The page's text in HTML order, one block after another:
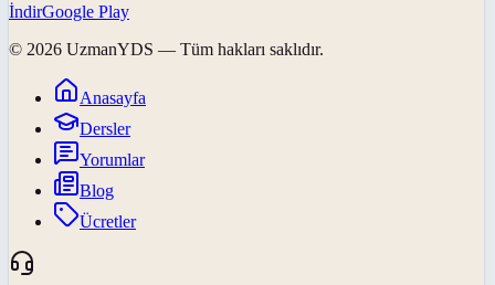
İndirGoogle Play
© 2026 UzmanYDS — Tüm hakları saklıdır.
Anasayfa
Dersler
Yorumlar
Blog
Ücretler